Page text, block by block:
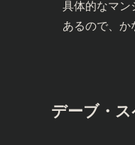
具体的なマン
あるので、か
デーブ・